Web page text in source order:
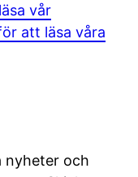
vår
att läsa våra
nyheter och